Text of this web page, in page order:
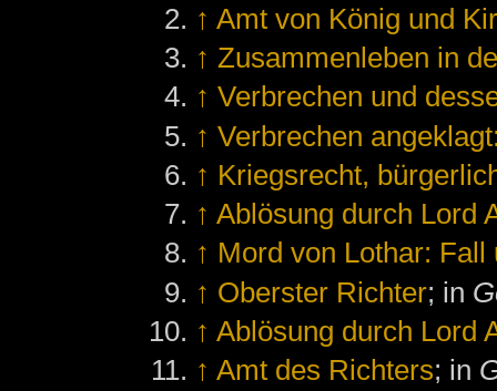
↑ Amt von König und
↑ Zusammenleben in
↑ Verbrechen und
↑ Verbrechen
↑ Kriegsrecht,
↑ Ablösung durch Lord
↑ Mord von Lothar:
↑ Oberster Richter; in
↑ Ablösung durch Lord
↑ Amt des Richters; in